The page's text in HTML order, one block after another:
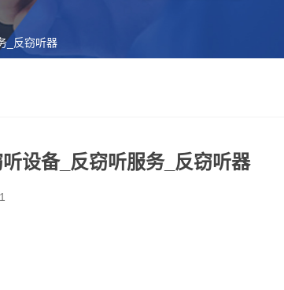
_反窃听器
设备_反窃听服务_反窃听器